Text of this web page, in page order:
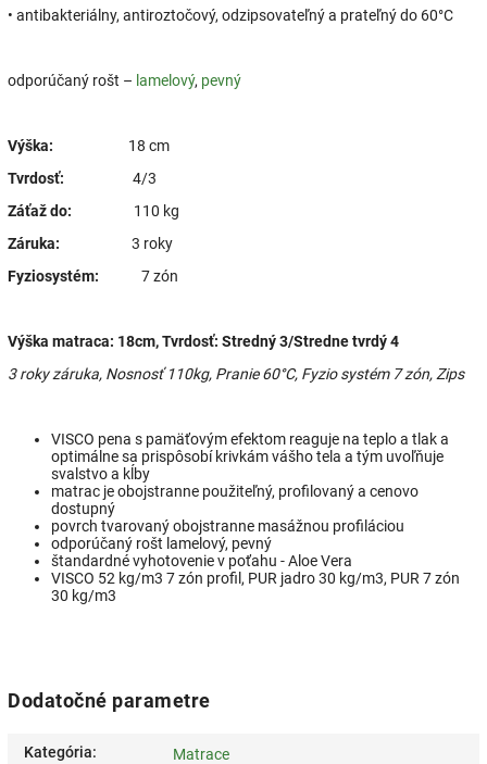
• antibakteriálny, antiroztočový, odzipsovateľný a prateľný do 60°C
odporúčaný rošt – lamelový, pevný
Výška:
18 cm
Tvrdosť: 4/3
Záťaž do:
110 kg
Záruka: 3 roky
Fyziosystém: 7 zón
Výška matraca: 18cm, Tvrdosť: Stredný 3/Stredne tvrdý 4
3 roky záruka, Nosnosť 110kg, Pranie 60°C, Fyzio systém 7 zón, Zips
VISCO pena s pamäťovým efektom reaguje na teplo a tlak a
optimálne sa prispôsobí krivkám vášho tela a tým uvoľňuje
svalstvo a kĺby
matrac je obojstranne použiteľný, profilovaný a cenovo
dostupný
povrch tvarovaný obojstranne masážnou profiláciou
odporúčaný rošt lamelový, pevný
štandardné vyhotovenie v poťahu - Aloe Vera
VISCO 52 kg/m3 7 zón profil, PUR jadro 30 kg/m3, PUR 7 zón
30 kg/m3
Dodatočné parametre
Kategória: Matrace